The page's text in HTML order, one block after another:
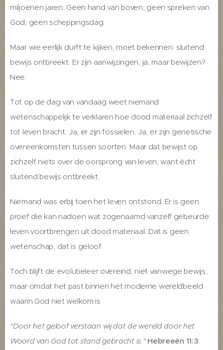
miljoenen jaren. Geen hand van boven, geen spreken van
God, geen scheppingsdag.
Maar wie eerlijk durft te kijken, moet bekennen: sluitend
bewijs ontbreekt. Er zijn aanwijzingen, ja, maar bewijzen?
Nee.
Tot op de dag van vandaag weet niemand
wetenschappelijk te verklaren hoe dood materiaal zichzelf
tot leven bracht. Ja, er zijn fossielen. Ja, er zijn genetische
overeenkomsten tussen soorten. Maar dat bewijst op
zichzelf niets over de oorsprong van leven, want écht
sluitend bewijs ontbreekt.
Niemand was erbij toen het leven ontstond. Er is geen
proef die kan nadoen wat zogenaamd vanzelf gebeurde:
leven voortbrengen uit dood materiaal. Dat is geen
wetenschap, dat is geloof.
Toch blijft de evolutieleer overeind, niet vanwege bewijs,
maar omdat het past binnen het moderne wereldbeeld
waarin God niet welkom is.
"Door het geloof verstaan wij dat de wereld door het
Woord van God tot stand gebracht is." Hebreeën 11:3